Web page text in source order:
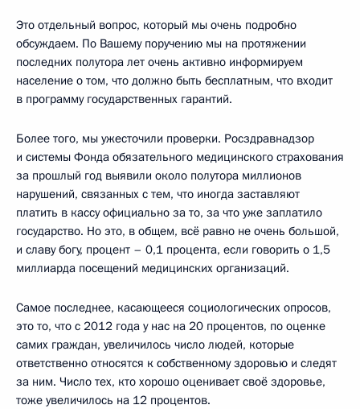
Это отдельный вопрос, который мы очень подробно
обсуждаем. По Вашему поручению мы на протяжении
последних полутора лет очень активно информируем
население о том, что должно быть бесплатным, что входит
в программу государственных гарантий.
Более того, мы ужесточили проверки. Росздравнадзор
и системы Фонда обязательного медицинского страхования
за прошлый год выявили около полутора миллионов
нарушений, связанных с тем, что иногда заставляют
платить в кассу официально за то, за что уже заплатило
государство. Но это, в общем, всё равно не очень большой,
и славу богу, процент – 0,1 процента, если говорить о 1,5
миллиарда посещений медицинских организаций.
Самое последнее, касающееся социологических опросов,
это то, что с 2012 года у нас на 20 процентов, по оценке
самих граждан, увеличилось число людей, которые
ответственно относятся к собственному здоровью и следят
за ним. Число тех, кто хорошо оценивает своё здоровье,
тоже увеличилось на 12 процентов.